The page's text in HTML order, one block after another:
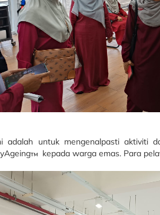
adalah untuk mengenalpasti aktiviti
kepada warga emas. Para